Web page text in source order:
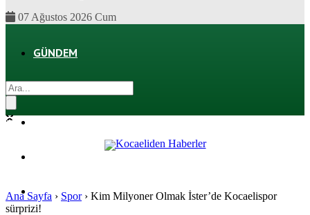
07 Ağustos 2026 Cum
GÜNDEM
SPOR
Ana Sayfa › Spor› Kim Milyoner Olmak İster’de Kocaelispor
sürprizi!